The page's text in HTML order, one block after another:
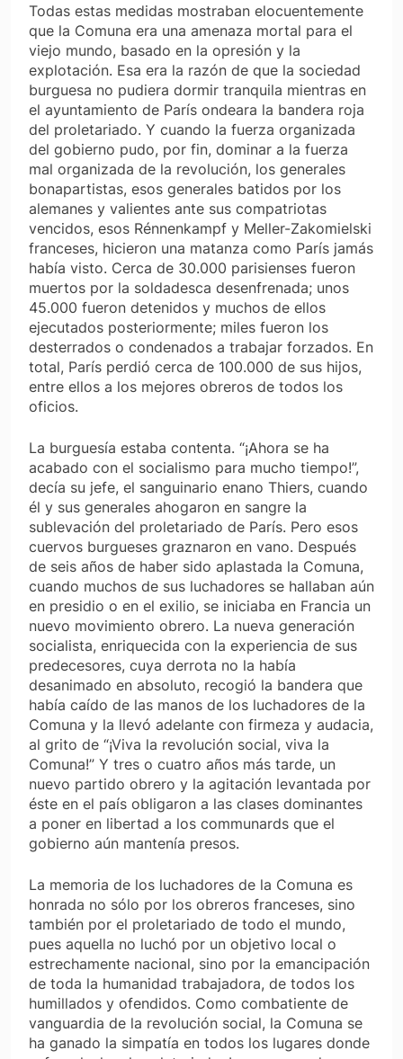
Todas estas medidas mostraban elocuentemente
que la Comuna era una amenaza mortal para el
viejo mundo, basado en la opresión y la
explotación. Esa era la razón de que la sociedad
burguesa no pudiera dormir tranquila mientras en
el ayuntamiento de París ondeara la bandera roja
del proletariado. Y cuando la fuerza organizada
del gobierno pudo, por fin, dominar a la fuerza
mal organizada de la revolución, los generales
bonapartistas, esos generales batidos por los
alemanes y valientes ante sus compatriotas
vencidos, esos Rénnenkampf y Meller-Zakomielski
franceses, hicieron una matanza como París jamás
había visto. Cerca de 30.000 parisienses fueron
muertos por la soldadesca desenfrenada; unos
45.000 fueron detenidos y muchos de ellos
ejecutados posteriormente; miles fueron los
desterrados o condenados a trabajar forzados. En
total, París perdió cerca de 100.000 de sus hijos,
entre ellos a los mejores obreros de todos los
oficios.
La burguesía estaba contenta. “¡Ahora se ha
acabado con el socialismo para mucho tiempo!”,
decía su jefe, el sanguinario enano Thiers, cuando
él y sus generales ahogaron en sangre la
sublevación del proletariado de París. Pero esos
cuervos burgueses graznaron en vano. Después
de seis años de haber sido aplastada la Comuna,
cuando muchos de sus luchadores se hallaban aún
en presidio o en el exilio, se iniciaba en Francia un
nuevo movimiento obrero. La nueva generación
socialista, enriquecida con la experiencia de sus
predecesores, cuya derrota no la había
desanimado en absoluto, recogió la bandera que
había caído de las manos de los luchadores de la
Comuna y la llevó adelante con firmeza y audacia,
al grito de “¡Viva la revolución social, viva la
Comuna!” Y tres o cuatro años más tarde, un
nuevo partido obrero y la agitación levantada por
éste en el país obligaron a las clases dominantes
a poner en libertad a los communards que el
gobierno aún mantenía presos.
La memoria de los luchadores de la Comuna es
honrada no sólo por los obreros franceses, sino
también por el proletariado de todo el mundo,
pues aquella no luchó por un objetivo local o
estrechamente nacional, sino por la emancipación
de toda la humanidad trabajadora, de todos los
humillados y ofendidos. Como combatiente de
vanguardia de la revolución social, la Comuna se
ha ganado la simpatía en todos los lugares donde